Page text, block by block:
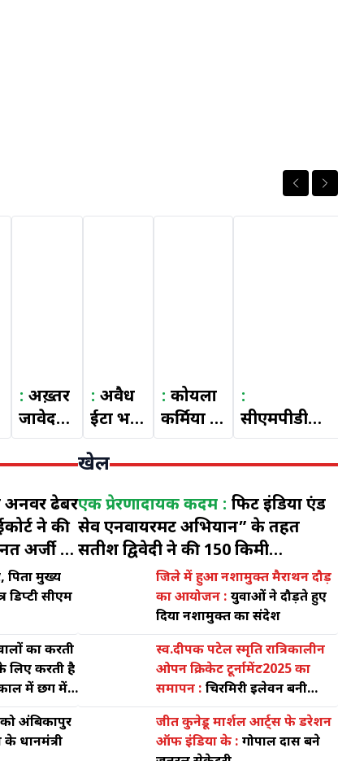
: अख़्तर
जावेद
उस्मानी
त्रिपक्षीय
समिति
कोल
इंडिया
लिमिटेड
में हिन्द
सभा के
प्रतिनिधि
: अवैध
ईटा भट्टा
संचालन,
अवैध
उत्खनन
तत्काल
बन्द करे
: कोयला
कर्मियों के
वेतन में
न्यूनतम 9
अधिकतम
32 हजार
की
मासिक
वृद्धि
होगी।
:
सीएमपीडीआई
हसदेव टीम के
द्वारा
अंतर्गत
डस्टबिन रखा
गया
अनवर ढेबर
ने की
के बाद
पिता मुख्य
डिप्टी सीएम
का करती
लिए करती है
में छग में
नरेंद्र मोदी
अंबिकापुर
खेल
एक प्रेरणादायक कदम : फिट इंडिया एंड
सेव एनवायरमेंट अभियान” के तहत
सतीश द्विवेदी ने की 150 किमी
साइकिलिंग, बनाया नया रिकॉर्ड
जिले में हुआ नशामुक्त मैराथन दौड़
का आयोजन : युवाओं ने दौड़ते हुए
दिया नशामुक्त का संदेश
स्व.दीपक पटेल स्मृति रात्रिकालीन
ओपन क्रिकेट टूर्नामेंट2025 का
समापन : चिरमिरी इलेवन बनी
विजेता टीम,जहाँ खेल होता है, वहाँ
ऊर्जा होती है- श्याम बिहारी
जायसवाल
जीत कुनेडू मार्शल आर्ट्स फे डरेशन
ऑफ इंडिया के : गोपाल दास बने